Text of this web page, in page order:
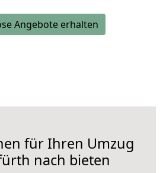
Angebote erhalten
für Ihren Umzug
nach bieten